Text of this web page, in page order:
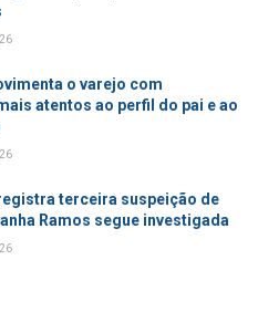
o varejo com
atentos ao perfil do pai e ao
terceira suspeição de
Ramos segue investigada